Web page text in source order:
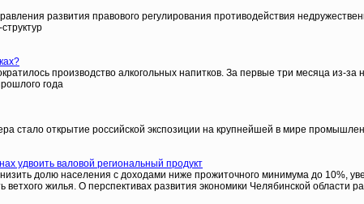
развития правового регулирования противодействия
производство алкогольных напитков. За первые три месяца
года
стало открытие российской экспозиции на крупнейшей в мире
удвоить валовой региональный продукт
долю населения с доходами ниже прожиточного минимума до
жилья. О перспективах развития экономики Челябинской области